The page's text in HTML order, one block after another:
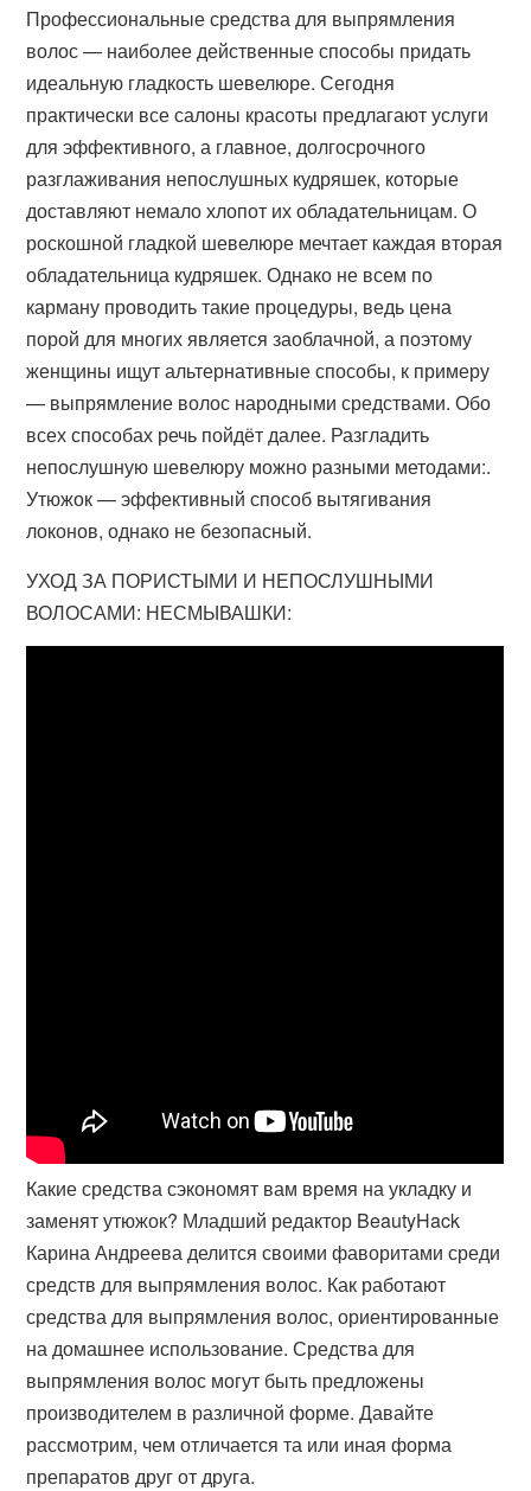
Профессиональные средства для выпрямления
волос — наиболее действенные способы придать
идеальную гладкость шевелюре. Сегодня
практически все салоны красоты предлагают услуги
для эффективного, а главное, долгосрочного
разглаживания непослушных кудряшек, которые
доставляют немало хлопот их обладательницам. О
роскошной гладкой шевелюре мечтает каждая вторая
обладательница кудряшек. Однако не всем по
карману проводить такие процедуры, ведь цена
порой для многих является заоблачной, а поэтому
женщины ищут альтернативные способы, к примеру
— выпрямление волос народными средствами. Обо
всех способах речь пойдёт далее. Разгладить
непослушную шевелюру можно разными методами:.
Утюжок — эффективный способ вытягивания
локонов, однако не безопасный.
УХОД ЗА ПОРИСТЫМИ И НЕПОСЛУШНЫМИ
ВОЛОСАМИ: НЕСМЫВАШКИ:
Какие средства сэкономят вам время на укладку и
заменят утюжок? Младший редактор BeautyHack
Карина Андреева делится своими фаворитами среди
средств для выпрямления волос. Как работают
средства для выпрямления волос, ориентированные
на домашнее использование. Средства для
выпрямления волос могут быть предложены
производителем в различной форме. Давайте
рассмотрим, чем отличается та или иная форма
препаратов друг от друга.